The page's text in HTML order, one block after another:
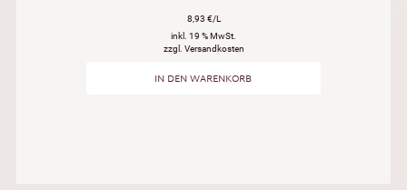
8,93 €/L
inkl. 19 % MwSt.
zzgl. Versandkosten
IN DEN WARENKORB